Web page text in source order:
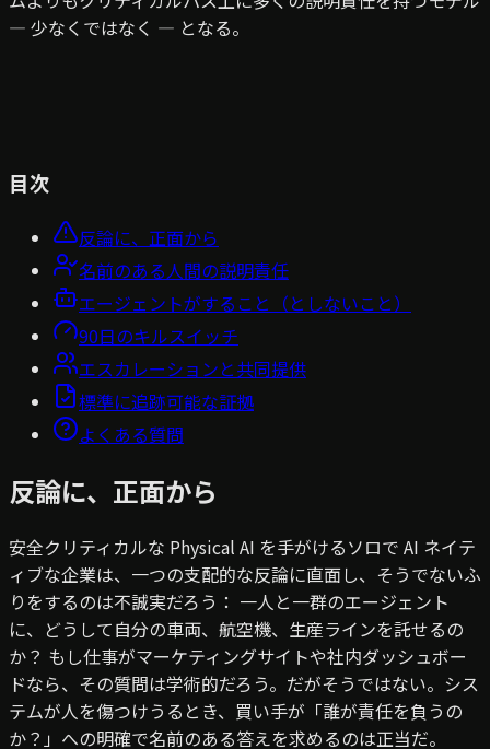
— 少なくではなく — となる。
目次
反論に、正面から
名前のある人間の説明責任
エージェントがすること（としないこと）
90日のキルスイッチ
エスカレーションと共同提供
標準に追跡可能な証拠
よくある質問
反論に、正面から
安全クリティカルな Physical AI を手がけるソロで AI ネイテ
ィブな企業は、一つの支配的な反論に直面し、そうでないふ
りをするのは不誠実だろう： 一人と一群のエージェント
に、どうして自分の車両、航空機、生産ラインを託せるの
か？ もし仕事がマーケティングサイトや社内ダッシュボー
ドなら、その質問は学術的だろう。だがそうではない。シス
テムが人を傷つけうるとき、買い手が「誰が責任を負うの
か？」への明確で名前のある答えを求めるのは正当だ。